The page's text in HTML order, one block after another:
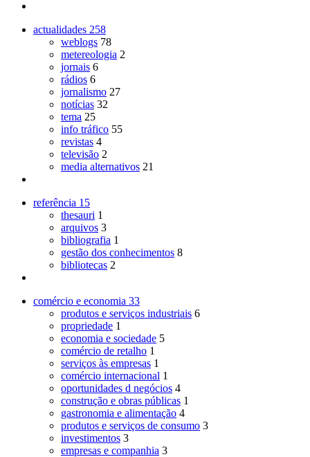
actualidades 258
weblogs 78
metereologia 2
jornais 6
rádios 6
jornalismo 27
notícias 32
tema 25
info tráfico 55
revistas 4
televisão 2
media alternativos 21
referência 15
thesauri 1
arquivos 3
bibliografia 1
gestão dos conhecimentos 8
bibliotecas 2
comércio e economia 33
produtos e serviços industriais 6
propriedade 1
economia e sociedade 5
comércio de retalho 1
serviços às empresas 1
comércio internacional 1
oportunidades d negócios 4
construção e obras públicas 1
gastronomia e alimentação 4
produtos e serviços de consumo 3
investimentos 3
empresas e companhia 3